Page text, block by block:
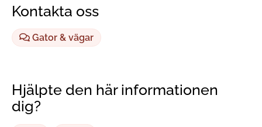
Kontakta oss
Gator & vägar
Hjälpte den här informationen
dig?